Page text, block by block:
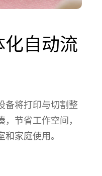
化自动流
备将打印与切割整
节省工作空间，
家庭使用。